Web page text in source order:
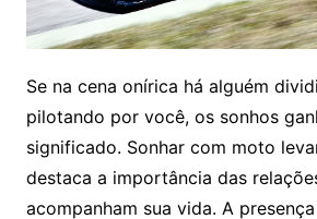
Se na cena onírica há alguém
pilotando por você, os sonhos
significado. Sonhar com moto
destaca a importância das
acompanham sua vida. A